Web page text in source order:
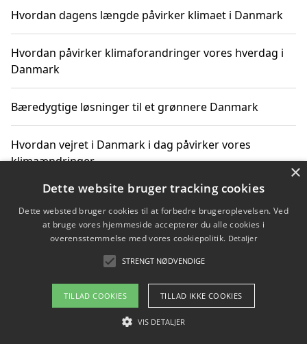
Hvordan dagens længde påvirker klimaet i Danmark
Hvordan påvirker klimaforandringer vores hverdag i
Danmark
Bæredygtige løsninger til et grønnere Danmark
Hvordan vejret i Danmark i dag påvirker vores
klimaændringer
Hvordan klimaændringer påvirker danske unges
gaveønsker
Om / kontakt
Blog Betingelser
×
Dette website bruger tracking cookies
Dette websted bruger cookies til at forbedre brugeroplevelsen. Ved
at bruge vores hjemmeside accepterer du alle cookies i
overensstemmelse med vores cookiepolitik. Detaljer
STRENGT NØDVENDIGE
TILLAD COOKIES TILLAD IKKE COOKIES
VIS DETALJER